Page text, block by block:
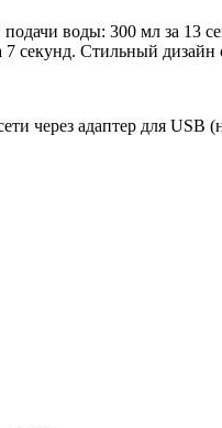
воды: 300 мл за 13
7 секунд. Стильный
через адаптер для USB